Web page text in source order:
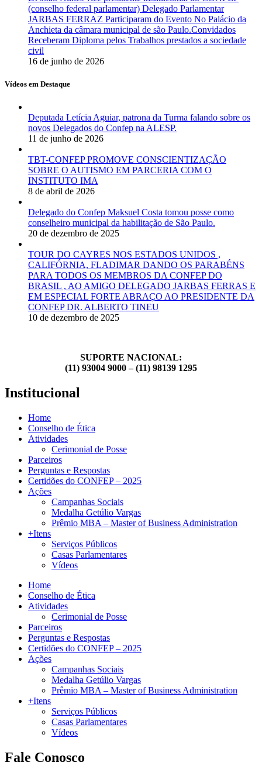
(conselho federal parlamentar) Delegado Parlamentar
JARBAS FERRAZ Participaram do Evento No Palácio da
Anchieta da câmara municipal de são Paulo.Convidados
Receberam Diploma pelos Trabalhos prestados a sociedade
civil
16 de junho de 2026
Vídeos em Destaque
Deputada Letícia Aguiar, patrona da Turma falando sobre os
novos Delegados do Confep na ALESP.
11 de junho de 2026
TBT-CONFEP PROMOVE CONSCIENTIZAÇÃO
SOBRE O AUTISMO EM PARCERIA COM O
INSTITUTO IMA
8 de abril de 2026
Delegado do Confep Maksuel Costa tomou posse como
conselheiro municipal da habilitação de São Paulo.
20 de dezembro de 2025
TOUR DO CAYRES NOS ESTADOS UNIDOS ,
CALIFÓRNIA, FLADIMAR DANDO OS PARABÉNS
PARA TODOS OS MEMBROS DA CONFEP DO
BRASIL , AO AMIGO DELEGADO JARBAS FERRAS E
EM ESPECIAL FORTE ABRAÇO AO PRESIDENTE DA
CONFEP DR. ALBERTO TINEU
10 de dezembro de 2025
SUPORTE NACIONAL:
(11) 93004 9000 – (11) 98139 1295
Institucional
Home
Conselho de Ética
Atividades
Cerimonial de Posse
Parceiros
Perguntas e Respostas
Certidões do CONFEP – 2025
Ações
Campanhas Sociais
Medalha Getúlio Vargas
Prêmio MBA – Master of Business Administration
+Itens
Serviços Públicos
Casas Parlamentares
Vídeos
Home
Conselho de Ética
Atividades
Cerimonial de Posse
Parceiros
Perguntas e Respostas
Certidões do CONFEP – 2025
Ações
Campanhas Sociais
Medalha Getúlio Vargas
Prêmio MBA – Master of Business Administration
+Itens
Serviços Públicos
Casas Parlamentares
Vídeos
Fale Conosco